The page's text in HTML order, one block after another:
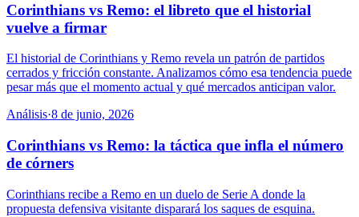
Corinthians vs Remo: el libreto que el historial
vuelve a firmar
El historial de Corinthians y Remo revela un patrón de partidos
cerrados y fricción constante. Analizamos cómo esa tendencia puede
pesar más que el momento actual y qué mercados anticipan valor.
Análisis·8 de junio, 2026
Corinthians vs Remo: la táctica que infla el número
de córners
Corinthians recibe a Remo en un duelo de Serie A donde la
propuesta defensiva visitante disparará los saques de esquina.